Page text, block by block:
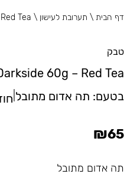
דף הבית\ תערובת לעישון \
Tea
טבק
60g – Red Tea
בטעם: תה אדום מתובל
₪65
תה אדום מתובל